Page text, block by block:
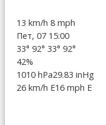
13 km/h 8 mph
Пет, 07 15:00
33° 92° 33° 92°
42%
1010 hPa29.83 inHg
26 km/h E16 mph E